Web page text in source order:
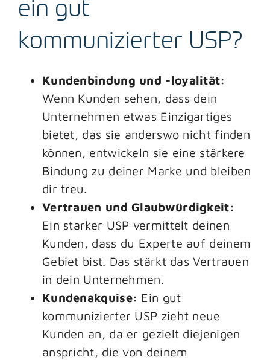
ein gut
kommunizierter USP?
Kundenbindung und -loyalität:
Wenn Kunden sehen, dass dein
Unternehmen etwas Einzigartiges
bietet, das sie anderswo nicht finden
können, entwickeln sie eine stärkere
Bindung zu deiner Marke und bleiben
dir treu.
Vertrauen und Glaubwürdigkeit:
Ein starker USP vermittelt deinen
Kunden, dass du Experte auf deinem
Gebiet bist. Das stärkt das Vertrauen
in dein Unternehmen.
Kundenakquise: Ein gut
kommunizierter USP zieht neue
Kunden an, da er gezielt diejenigen
anspricht, die von deinem